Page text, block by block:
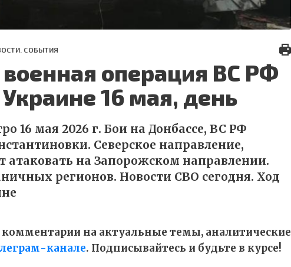
СОБЫТИЯ
операция ВС РФ
16 мая, день
16 мая 2026 г. Бои на Донбассе, ВС РФ
Северское направление,
атаковать на Запорожском направлении.
регионов. Новости СВО сегодня. Ход
комментарии на актуальные темы, аналитические
канале. Подписывайтесь и будьте в курсе!